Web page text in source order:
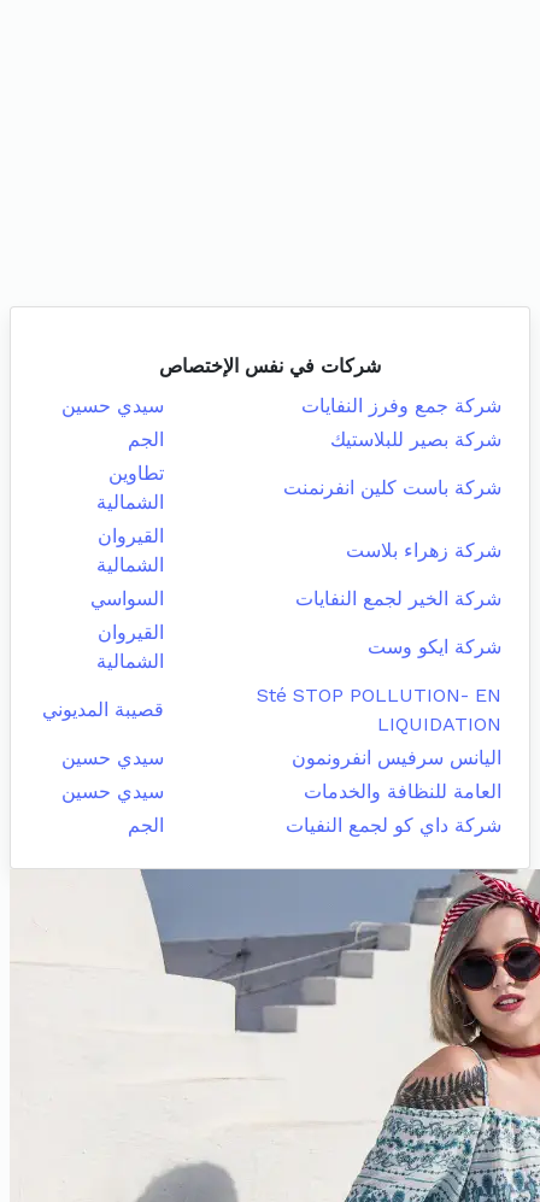
شركات في نفس الإختصاص
شركة جمع وفرز النفايات
سيدي حسين
شركة بصير للبلاستيك
الجم
شركة باست كلين انفرنمنت
تطاوين
الشمالية
شركة زهراء بلاست
القيروان
الشمالية
شركة الخير لجمع النفايات
السواسي
شركة ايكو وست
القيروان
الشمالية
Sté STOP POLLUTION- EN
LIQUIDATION
قصيبة المديوني
اليانس سرفيس انفرونمون
سيدي حسين
العامة للنظافة والخدمات
سيدي حسين
شركة داي كو لجمع النفيات
الجم